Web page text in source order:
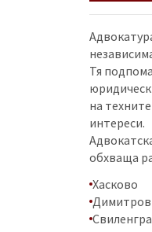
Тя
на
интереси.
обхваща
Хасково